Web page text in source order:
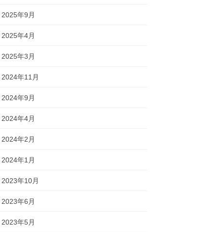
2025年9月
2025年4月
2025年3月
2024年11月
2024年9月
2024年4月
2024年2月
2024年1月
2023年10月
2023年6月
2023年5月